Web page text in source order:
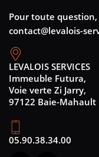
Pour toute question,
contact@levalois-
LEVALOIS SERVICES
Immeuble Futura,
Voie verte Zi Jarry,
97122 Baie-Mahault
05.90.38.34.00